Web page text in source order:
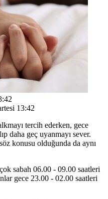
13:42
tercih ederken, gece
daha geç uyanmayı sever.
konusu olduğunda da aynı
sabah 06.00 - 09.00 saatleri
gece 23.00 - 02.00 saatleri